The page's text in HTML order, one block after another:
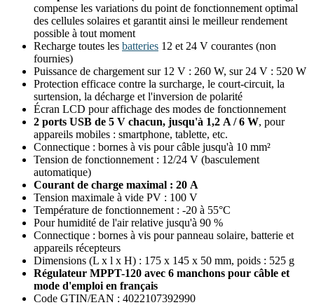
compense les variations du point de fonctionnement optimal
des cellules solaires et garantit ainsi le meilleur rendement
possible à tout moment
Recharge toutes les batteries 12 et 24 V courantes (non
fournies)
Puissance de chargement sur 12 V : 260 W, sur 24 V : 520 W
Protection efficace contre la surcharge, le court-circuit, la
surtension, la décharge et l'inversion de polarité
Écran LCD pour affichage des modes de fonctionnement
2 ports USB de 5 V chacun, jusqu'à 1,2 A / 6 W, pour
appareils mobiles : smartphone, tablette, etc.
Connectique : bornes à vis pour câble jusqu'à 10 mm²
Tension de fonctionnement : 12/24 V (basculement
automatique)
Courant de charge maximal : 20 A
Tension maximale à vide PV : 100 V
Température de fonctionnement : -20 à 55°C
Pour humidité de l'air relative jusqu'à 90 %
Connectique : bornes à vis pour panneau solaire, batterie et
appareils récepteurs
Dimensions (L x l x H) : 175 x 145 x 50 mm, poids : 525 g
Régulateur MPPT-120 avec 6 manchons pour câble et
mode d'emploi en français
Code GTIN/EAN : 4022107392990